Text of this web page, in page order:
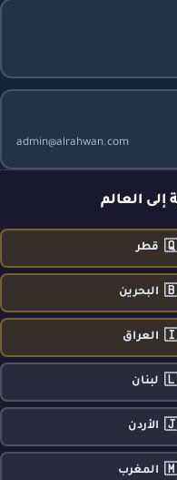
admin@alrahwan.com
العالم
قطر
البحرين
العراق
لبنان
الأردن
المغرب